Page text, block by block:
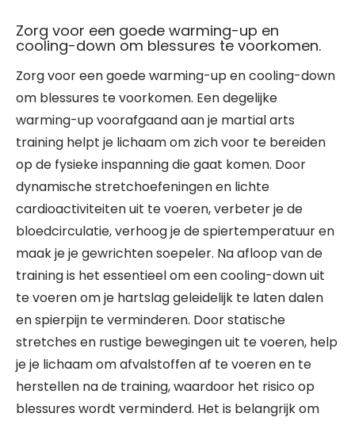
Zorg voor een goede warming-up en
cooling-down om blessures te voorkomen.
Zorg voor een goede warming-up en cooling-down
om blessures te voorkomen. Een degelijke
warming-up voorafgaand aan je martial arts
training helpt je lichaam om zich voor te bereiden
op de fysieke inspanning die gaat komen. Door
dynamische stretchoefeningen en lichte
cardioactiviteiten uit te voeren, verbeter je de
bloedcirculatie, verhoog je de spiertemperatuur en
maak je je gewrichten soepeler. Na afloop van de
training is het essentieel om een cooling-down uit
te voeren om je hartslag geleidelijk te laten dalen
en spierpijn te verminderen. Door statische
stretches en rustige bewegingen uit te voeren, help
je je lichaam om afvalstoffen af te voeren en te
herstellen na de training, waardoor het risico op
blessures wordt verminderd. Het is belangrijk om